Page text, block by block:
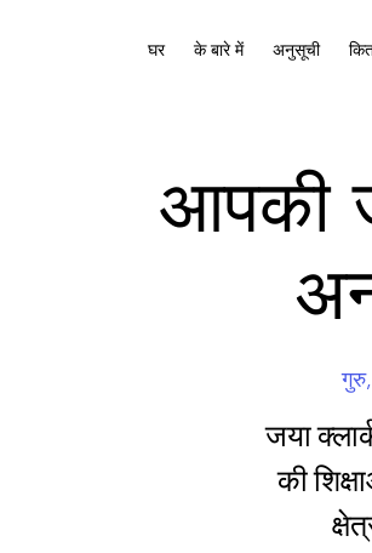
घर के बारे में अनुसूची
आपकी
जया
की